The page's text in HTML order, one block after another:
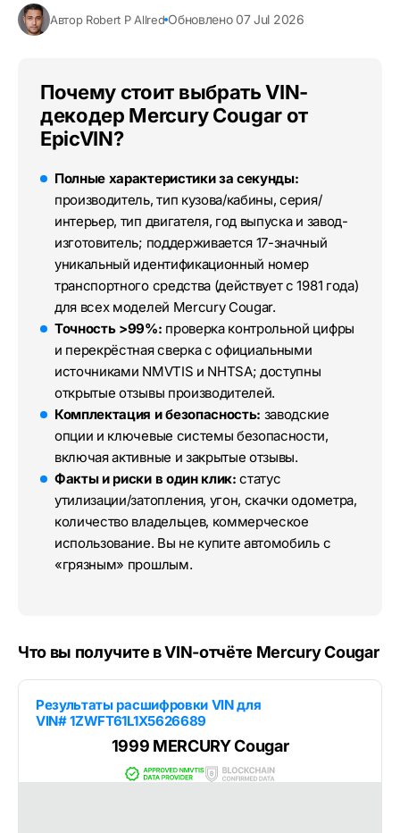
Автор Robert P Allred Обновлено 07 Jul 2026
Почему стоит выбрать VIN-
декодер Mercury Cougar от
EpicVIN?
Полные характеристики за секунды:
производитель, тип кузова/кабины, серия/
интерьер, тип двигателя, год выпуска и завод-
изготовитель; поддерживается 17-значный
уникальный идентификационный номер
транспортного средства (действует с 1981 года)
для всех моделей Mercury Cougar.
Точность >99%: проверка контрольной цифры
и перекрёстная сверка с официальными
источниками NMVTIS и NHTSA; доступны
открытые отзывы производителей.
Комплектация и безопасность: заводские
опции и ключевые системы безопасности,
включая активные и закрытые отзывы.
Факты и риски в один клик: статус
утилизации/затопления, угон, скачки одометра,
количество владельцев, коммерческое
использование. Вы не купите автомобиль с
«грязным» прошлым.
Что вы получите в VIN-отчёте Mercury Cougar
Результаты расшифровки VIN для
VIN# 1ZWFT61L1X5626689
1999 MERCURY Cougar